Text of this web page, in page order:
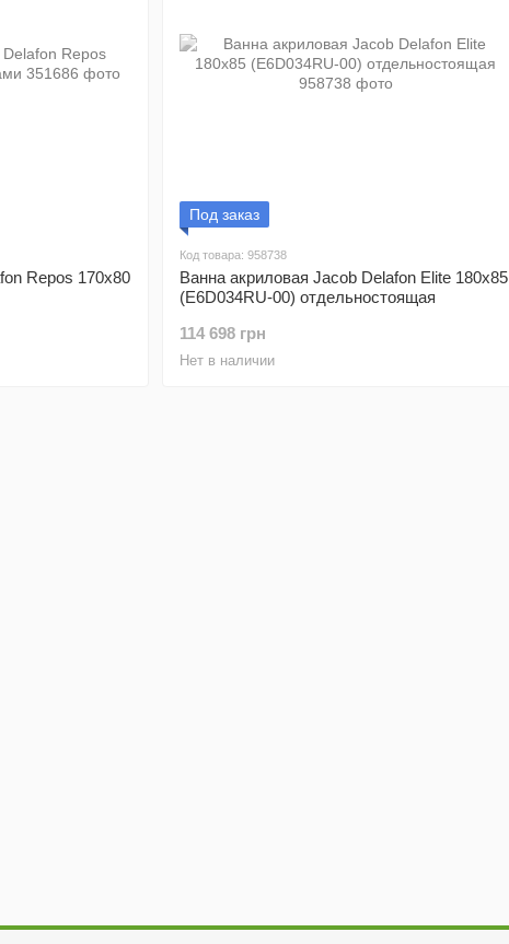
Repos 170x80
Под заказ
Код товара: 958738
Ванна акриловая Jacob Delafon Elite 180x85
(E6D034RU-00) отдельностоящая
114 698 грн
Нет в наличии